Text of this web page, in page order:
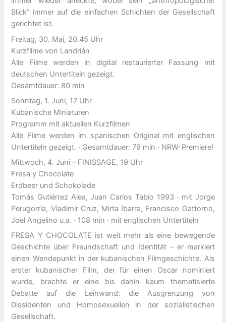
Blick“ immer auf die einfachen Schichten der Gesellschaft
gerichtet ist.
Freitag, 30. Mai, 20.45 Uhr
Kurzfilme von Landrián
Alle Filme werden in digital restaurierter Fassung mit
deutschen Untertiteln gezeigt.
Gesamtdauer: 80 min
Sonntag, 1. Juni, 17 Uhr
Kubanische Miniaturen
Programm mit aktuellen Kurzfilmen
Alle Filme werden im spanischen Original mit englischen
Untertiteln gezeigt. · Gesamtdauer: 79 min · NRW-Premiere!
Mittwoch, 4. Juni – FINISSAGE, 19 Uhr
Fresa y Chocolate
Erdbeer und Schokolade
Tomás Gutiérrez Alea, Juan Carlos Tabío 1993 · mit Jorge
Perugorría, Vladimir Cruz, Mirta Ibarra, Francisco Gattorno,
Joel Angelino u.a. · 108 min · mit englischen Untertiteln
FRESA Y CHOCOLATE ist weit mehr als eine bewegende
Geschichte über Freundschaft und Identität – er markiert
einen Wendepunkt in der kubanischen Filmgeschichte. Als
erster kubanischer Film, der für einen Oscar nominiert
wurde, brachte er eine bis dahin kaum thematisierte
Debatte auf die Leinwand: die Ausgrenzung von
Dissidenten und Homosexuellen in der sozialistischen
Gesellschaft.